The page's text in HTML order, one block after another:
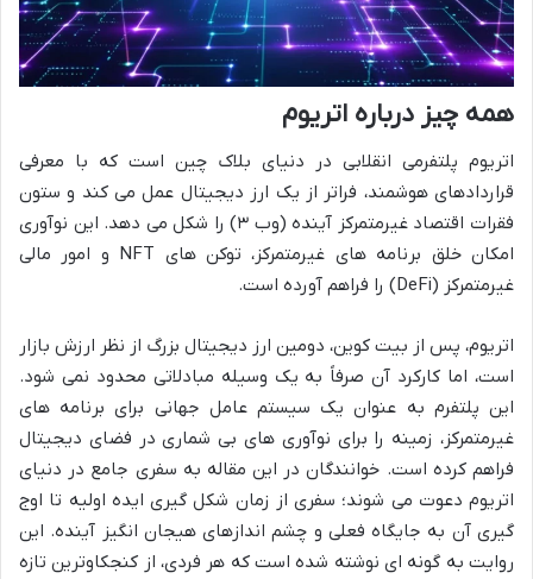
همه چیز درباره اتریوم
اتریوم پلتفرمی انقلابی در دنیای بلاک چین است که با معرفی
قراردادهای هوشمند، فراتر از یک ارز دیجیتال عمل می کند و ستون
فقرات اقتصاد غیرمتمرکز آینده (وب ۳) را شکل می دهد. این نوآوری
امکان خلق برنامه های غیرمتمرکز، توکن های NFT و امور مالی
غیرمتمرکز (DeFi) را فراهم آورده است.
اتریوم، پس از بیت کوین، دومین ارز دیجیتال بزرگ از نظر ارزش بازار
است، اما کارکرد آن صرفاً به یک وسیله مبادلاتی محدود نمی شود.
این پلتفرم به عنوان یک سیستم عامل جهانی برای برنامه های
غیرمتمرکز، زمینه را برای نوآوری های بی شماری در فضای دیجیتال
فراهم کرده است. خوانندگان در این مقاله به سفری جامع در دنیای
اتریوم دعوت می شوند؛ سفری از زمان شکل گیری ایده اولیه تا اوج
گیری آن به جایگاه فعلی و چشم اندازهای هیجان انگیز آینده. این
روایت به گونه ای نوشته شده است که هر فردی، از کنجکاوترین تازه